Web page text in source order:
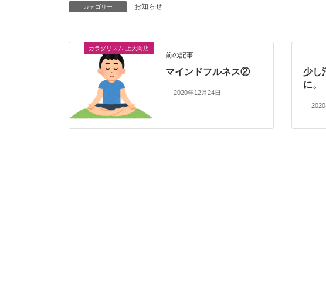
カテゴリー お知らせ
カラダリズム 上大岡店
前の記事
マインドフルネス②
2020年12月24日
少し
に。